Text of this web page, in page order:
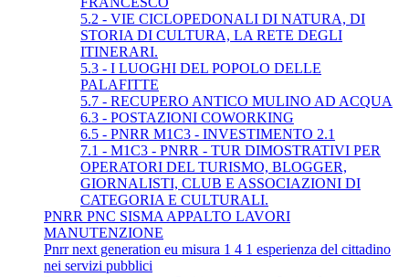
5.2 - VIE CICLOPEDONALI DI NATURA, DI
STORIA DI CULTURA, LA RETE DEGLI
ITINERARI.
5.3 - I LUOGHI DEL POPOLO DELLE
PALAFITTE
5.7 - RECUPERO ANTICO MULINO AD ACQUA
6.3 - POSTAZIONI COWORKING
6.5 - PNRR M1C3 - INVESTIMENTO 2.1
7.1 - M1C3 - PNRR - TUR DIMOSTRATIVI PER
OPERATORI DEL TURISMO, BLOGGER,
GIORNALISTI, CLUB E ASSOCIAZIONI DI
CATEGORIA E CULTURALI.
PNRR PNC SISMA APPALTO LAVORI
MANUTENZIONE
Pnrr next generation eu misura 1 4 1 esperienza del cittadino
nei servizi pubblici